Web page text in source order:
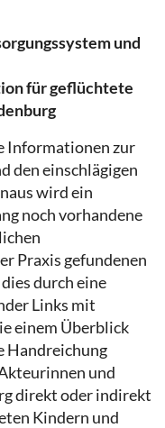
und
für geflüchtete
Informationen zur
den einschlägigen
wird ein
noch vorhandene
Praxis gefundenen
durch eine
Links mit
einem Überblick
Handreichung
und
direkt oder indirekt
Kindern und